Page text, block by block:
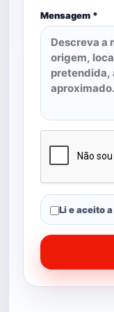
Mensagem *
Li e aceito a